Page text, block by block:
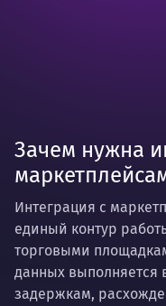
Зачем нужна
Интеграция с
единый контур
торговыми
данных выполняется
задержкам,